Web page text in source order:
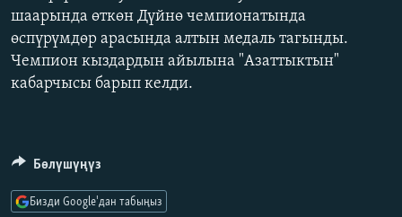
720p
1080p
шаарында өткөн Дүйнө чемпионатында
өспүрүмдөр арасында алтын медаль тагынды.
Чемпион кыздардын айылына "Азаттыктын"
кабарчысы барып келди.
Бөлүшүңүз
Бизди Google'дан табыңыз